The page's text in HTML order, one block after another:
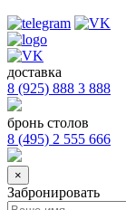
доставка
8 (925) 888 3 888
бронь столов
8 (495) 2 555 666
×
Забронировать